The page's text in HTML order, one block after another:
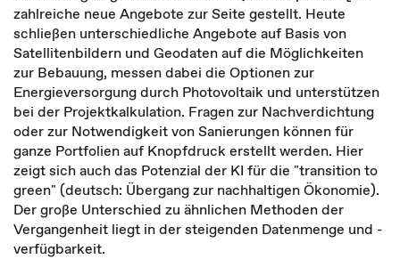
zahlreiche neue Angebote zur Seite gestellt. Heute
schließen unterschiedliche Angebote auf Basis von
Satellitenbildern und Geodaten auf die Möglichkeiten
zur Bebauung, messen dabei die Optionen zur
Energieversorgung durch Photovoltaik und unterstützen
bei der Projektkalkulation. Fragen zur Nachverdichtung
oder zur Notwendigkeit von Sanierungen können für
ganze Portfolien auf Knopfdruck erstellt werden. Hier
zeigt sich auch das Potenzial der KI für die "transition to
green" (deutsch: Übergang zur nachhaltigen Ökonomie).
Der große Unterschied zu ähnlichen Methoden der
Vergangenheit liegt in der steigenden Datenmenge und -
verfügbarkeit.